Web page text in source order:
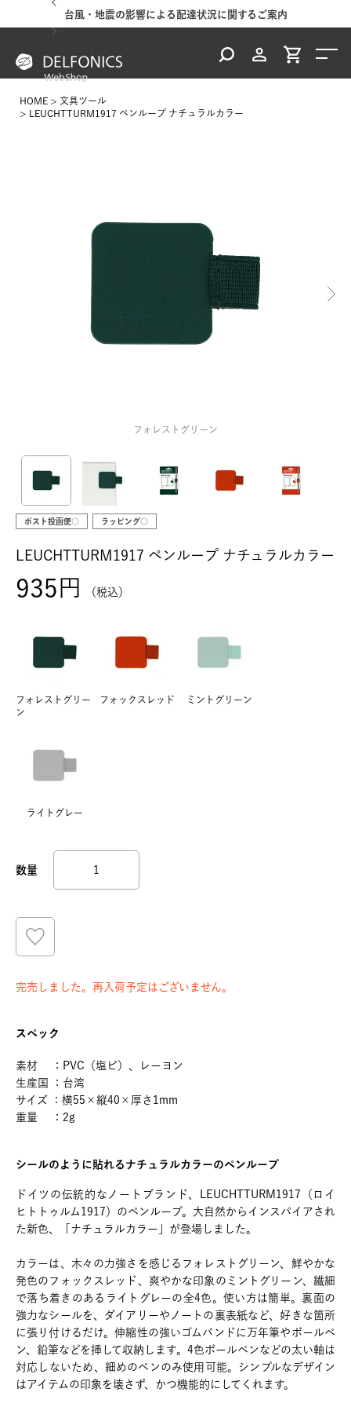
台風・地震の影響による配達状況に関するご案内
HOME
文具ツール
LEUCHTTURM1917 ペンループ ナチュラルカラー
フォレストグリーン
ポスト投函便○ ラッピング○
LEUCHTTURM1917 ペンループ ナチュラルカラー
935 税込
フォレストグリー
ン
フォックスレッド ミントグリーン
ライトグレー
完売しました。再入荷予定はございません。
スペック
素材 ：PVC（塩ビ）、レーヨン
生産国 ：台湾
サイズ ：横55×縦40×厚さ1mm
重量 ：2g
シールのように貼れるナチュラルカラーのペンループ
ドイツの伝統的なノートブランド、LEUCHTTURM1917（ロイ
ヒトトゥルム1917）のペンループ。大自然からインスパイアされ
た新色、「ナチュラルカラー」が登場しました。
カラーは、木々の力強さを感じるフォレストグリーン、鮮やかな
発色のフォックスレッド、爽やかな印象のミントグリーン、繊細
で落ち着きのあるライトグレーの全4色。使い方は簡単。裏面の
強力なシールを、ダイアリーやノートの裏表紙など、好きな箇所
に張り付けるだけ。伸縮性の強いゴムバンドに万年筆やボールペ
ン、鉛筆などを挿して収納します。4色ボールペンなどの太い軸は
対応しないため、細めのペンのみ使用可能。シンプルなデザイン
はアイテムの印象を壊さず、かつ機能的にしてくれます。